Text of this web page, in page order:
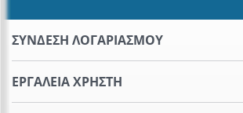
ΣΥΝΔΕΣΗ ΛΟΓΑΡΙΑΣΜΟΥ​
ΕΡΓΑΛΕΊΑ ΧΡΉΣΤΗ